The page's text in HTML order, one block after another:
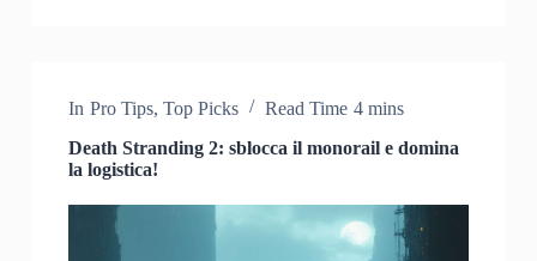
In Pro Tips, Top Picks Read Time 4 mins
Death Stranding 2: sblocca il monorail e domina
la logistica!